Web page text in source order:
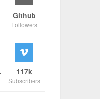
Github
Followers
117k
Subscribers